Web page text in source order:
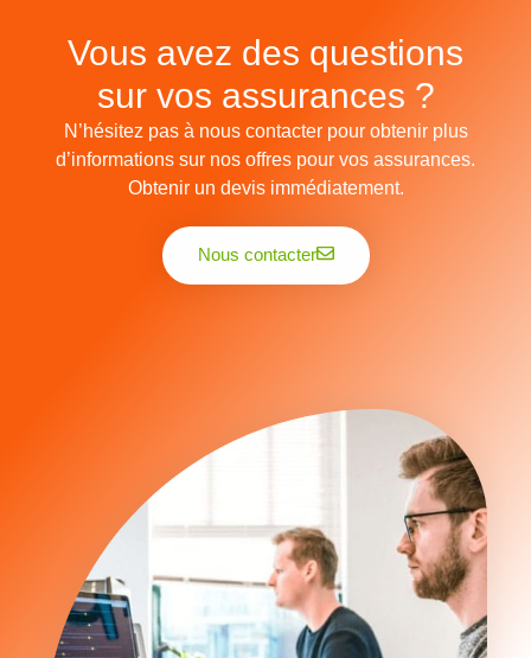
Vous avez des questions
sur vos assurances ?
N’hésitez pas à nous contacter pour obtenir plus
d’informations sur nos offres pour vos assurances.
Obtenir un devis immédiatement.
Nous contacter